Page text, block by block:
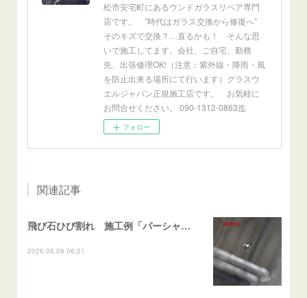
松市安宅町にあるウンドガラスリペア専門
店です。 ”時代はガラス交換から修復へ”
そのキズで交換？…直るかも！ そんな思
いで施工してます。会社、ご自宅、勤務
先、出張修理OK!（注意：紫外線・降雨・風
を防止出来る場所にて行います）グラスウ
エルジャパン正規施工店です。 お気軽に
お問合せください。 090-1312-0863迄
フォロー
関連記事
飛び石ひび割れ 施工例「パーシャル系・衝撃点範囲ハマカケ」エスティマ
2026.08.08 06:21